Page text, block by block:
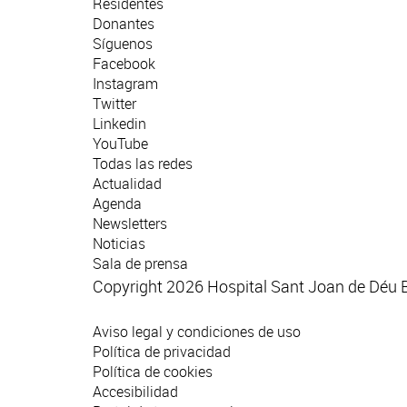
Residentes
Donantes
Síguenos
Facebook
Instagram
Twitter
Linkedin
YouTube
Todas las redes
Actualidad
Agenda
Newsletters
Noticias
Sala de prensa
Copyright 2026 Hospital Sant Joan de Déu
Aviso legal y condiciones de uso
Política de privacidad
Política de cookies
Accesibilidad